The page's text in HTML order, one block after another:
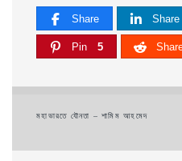
Share Share
Pin 5
Post
navigation
মহাভারতে যৌনতা – শামিম আহমেদ